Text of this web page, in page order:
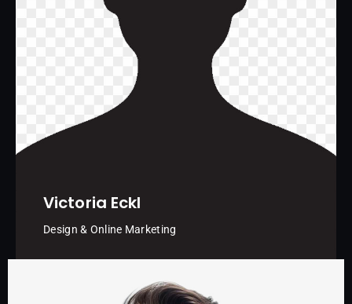
Victoria Eckl
Design & Online Marketing